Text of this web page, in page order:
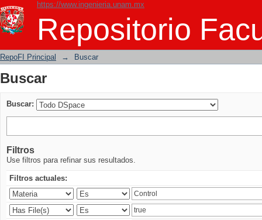
https://www.ingenieria.unam.mx
Repositorio
Buscar
RepoFI Principal → Buscar
Buscar
Buscar:
Filtros
Use filtros para refinar sus resultados.
Filtros actuales: